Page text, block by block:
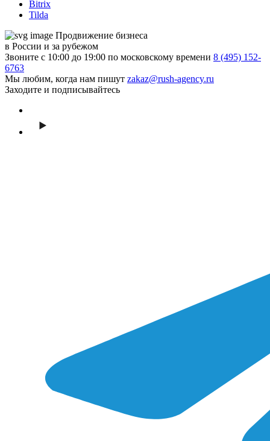
Bitrix
Tilda
Продвижение бизнеса
в России и за рубежом
Звоните с 10:00 до 19:00 по московскому времени 8 (495) 152-
6763
Мы любим, когда нам пишут zakaz@rush-agency.ru
Заходите и подписывайтесь